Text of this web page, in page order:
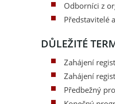
Odborníci z
Představitelé
DŮLEŽITÉ
Zahájení
Zahájení
Předbežný